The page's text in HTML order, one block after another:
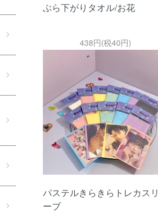
ぶら下がりタオル/お花
438円(税40円)
パステルきらきらトレカスリ
ーブ